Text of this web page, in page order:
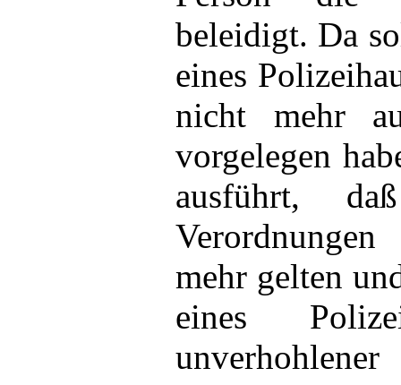
beleidigt. Da
eines
nicht mehr
vorgelegen
ausführt,
mehr gelten
eines